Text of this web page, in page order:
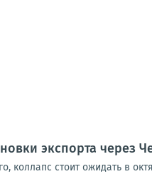
экспорта через
коллапс стоит ожидать в